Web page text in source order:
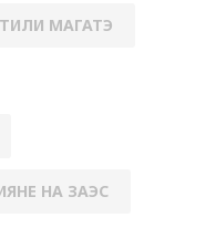
МАГАТЭ
НА ЗАЭС